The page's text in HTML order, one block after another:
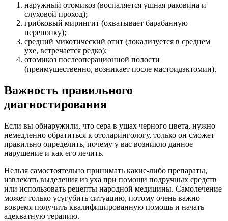
наружный отомикоз (воспаляется ушная раковина и
слуховой проход);
грибковый мирингит (охватывает барабанную
перепонку);
средний микотический отит (локализуется в среднем
ухе, встречается редко);
отомикоз послеоперационной полости
(преимущественно, возникает после мастоидэктомии).
Важность правильного
диагностирования
Если вы обнаружили, что сера в ушах черного цвета, нужно
немедленно обратиться к отоларингологу, только он сможет
правильно определить, почему у вас возникло данное
нарушение и как его лечить.
Нельзя самостоятельно принимать какие-либо препараты,
извлекать выделения из уха при помощи подручных средств
или использовать рецепты народной медицины. Самолечение
может только усугубить ситуацию, потому очень важно
вовремя получить квалифицированную помощь и начать
адекватную терапию.